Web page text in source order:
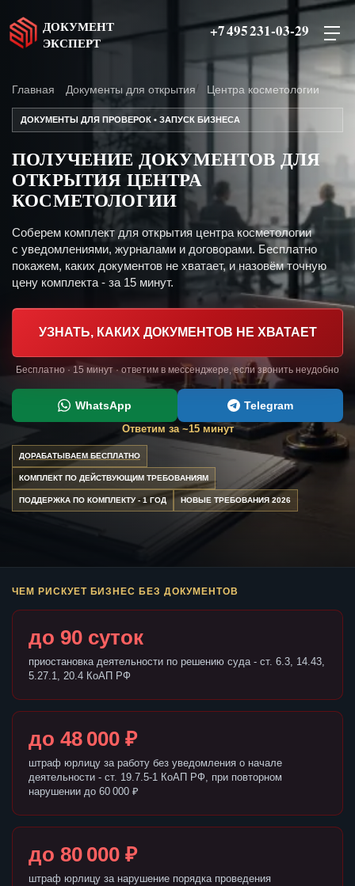
ДОКУМЕНТ
ЭКСПЕРТ
+7 495 231-03-29
Главная Документы для открытия Центра косметологии
ДОКУМЕНТЫ ДЛЯ ПРОВЕРОК • ЗАПУСК БИЗНЕСА
ПОЛУЧЕНИЕ ДОКУМЕНТОВ ДЛЯ
ОТКРЫТИЯ ЦЕНТРА
КОСМЕТОЛОГИИ
Соберем комплект для открытия центра косметологии
с уведомлениями, журналами и договорами. Бесплатно
покажем, каких документов не хватает, и назовём точную
цену комплекта - за 15 минут.
УЗНАТЬ, КАКИХ ДОКУМЕНТОВ НЕ ХВАТАЕТ
Бесплатно · 15 минут · ответим в мессенджере, если звонить неудобно
WhatsApp Telegram
Ответим за ~15 минут
ДОРАБАТЫВАЕМ БЕСПЛАТНО
КОМПЛЕКТ ПО ДЕЙСТВУЮЩИМ ТРЕБОВАНИЯМ
ПОДДЕРЖКА ПО КОМПЛЕКТУ - 1 ГОД НОВЫЕ ТРЕБОВАНИЯ 2026
ЧЕМ РИСКУЕТ БИЗНЕС БЕЗ ДОКУМЕНТОВ
до 90 суток
приостановка деятельности по решению суда - ст. 6.3, 14.43,
5.27.1, 20.4 КоАП РФ
до 48 000 ₽
штраф юрлицу за работу без уведомления о начале
деятельности - ст. 19.7.5-1 КоАП РФ, при повторном
нарушении до 60 000 ₽
до 80 000 ₽
штраф юрлицу за нарушение порядка проведения